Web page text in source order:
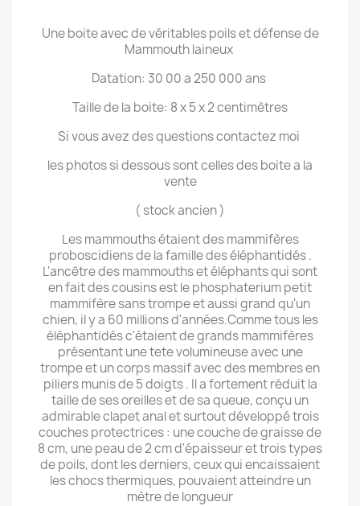
Une boite avec de véritables poils et défense de
Mammouth laineux
Datation: 30 00 a 250 000 ans
Taille de la boite: 8 x 5 x 2 centimètres
Si vous avez des questions contactez moi
les photos si dessous sont celles des boite a la
vente
( stock ancien )
Les mammouths étaient des mammifères
proboscidiens de la famille des éléphantidés .
L'ancêtre des mammouths et éléphants qui sont
en fait des cousins est le phosphaterium petit
mammifère sans trompe et aussi grand qu'un
chien, il y a 60 millions d'années.Comme tous les
éléphantidés c'étaient de grands mammifères
présentant une tete volumineuse avec une
trompe et un corps massif avec des membres en
piliers munis de 5 doigts . Il a fortement réduit la
taille de ses oreilles et de sa queue, conçu un
admirable clapet anal et surtout développé trois
couches protectrices : une couche de graisse de
8 cm, une peau de 2 cm d'épaisseur et trois types
de poils, dont les derniers, ceux qui encaissaient
les chocs thermiques, pouvaient atteindre un
mètre de longueur